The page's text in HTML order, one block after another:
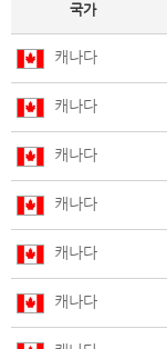
국가
캐나다
캐나다
캐나다
캐나다
캐나다
캐나다